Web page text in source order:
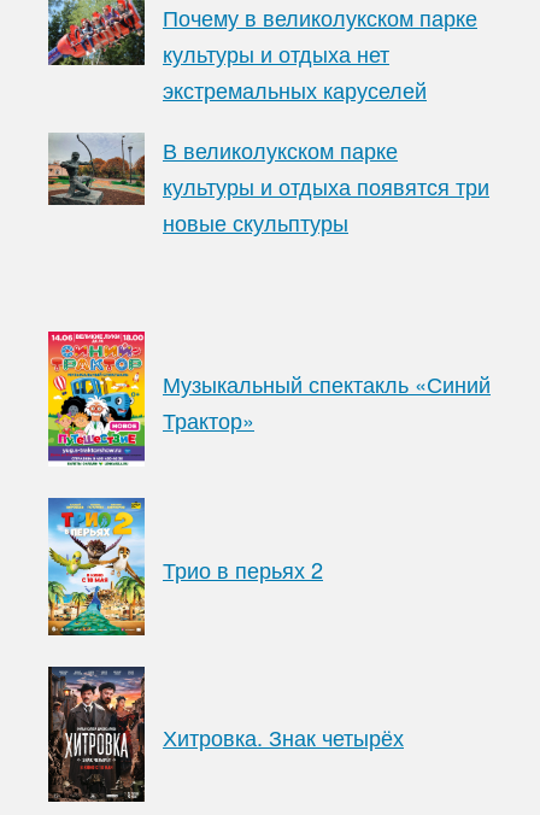
Почему в великолукском парке
культуры и отдыха нет
экстремальных каруселей
В великолукском парке
культуры и отдыха появятся три
новые скульптуры
Музыкальный спектакль «Синий
Трактор»
Трио в перьях 2
Хитровка. Знак четырёх